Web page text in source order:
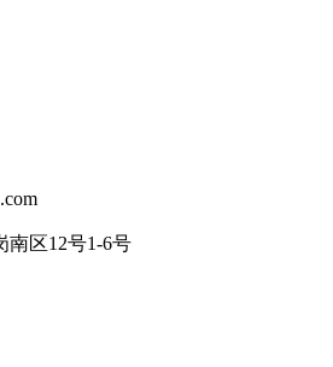
南区12号1-6号